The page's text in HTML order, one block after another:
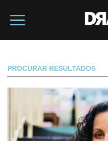
PROCURAR RESULTADOS